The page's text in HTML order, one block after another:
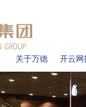
关于万德
开云网